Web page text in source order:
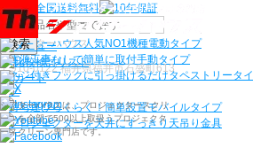
検索
機種から選ぶ
シアターハウス人気NO1機種電動タイプ
電源工事なしで簡単に取付手動タイプ
ネジ付きフックに引っ掛けるだけタペストリータイ
プ
持ち運びらくらく！簡単設置モバイルタイプ
プロジェクターを天井にすっきり 天吊り金具
〒910-0122 福井県福井市石盛町613
シアターハウスは、プロジェクタースクリ
ーンを全部で500以上取扱うプロジェクタ
ースクリーン専門店です。